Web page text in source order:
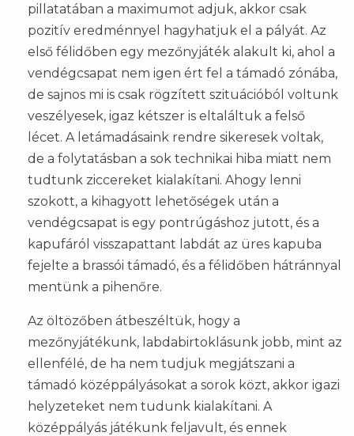
pillatatában a maximumot adjuk, akkor csak
pozitív eredménnyel hagyhatjuk el a pályát. Az
első félidőben egy mezőnyjáték alakult ki, ahol a
vendégcsapat nem igen ért fel a támadó zónába,
de sajnos mi is csak rögzített szituációból voltunk
veszélyesek, igaz kétszer is eltaláltuk a felső
lécet. A letámadásaink rendre sikeresek voltak,
de a folytatásban a sok technikai hiba miatt nem
tudtunk ziccereket kialakítani. Ahogy lenni
szokott, a kihagyott lehetőségek után a
vendégcsapat is egy pontrúgáshoz jutott, és a
kapufáról visszapattant labdát az üres kapuba
fejelte a brassói támadó, és a félidőben hátránnyal
mentünk a pihenőre.
Az öltözőben átbeszéltük, hogy a
mezőnyjátékunk, labdabirtoklásunk jobb, mint az
ellenfélé, de ha nem tudjuk megjátszani a
támadó középpályásokat a sorok közt, akkor igazi
helyzeteket nem tudunk kialakítani. A
középpályás játékunk feljavult, és ennek